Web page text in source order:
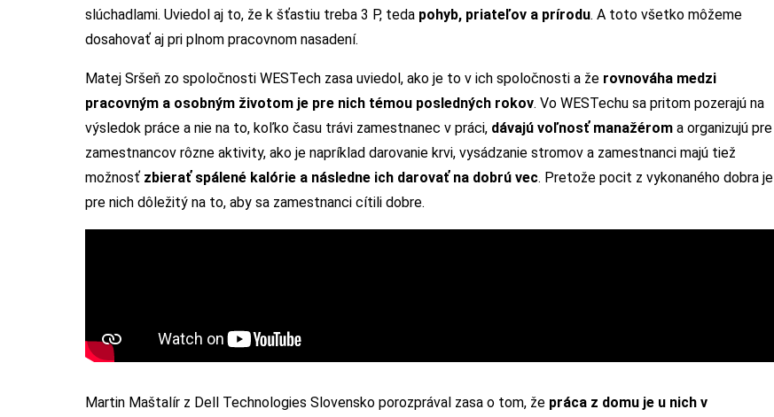
slúchadlami. Uviedol aj to, že k šťastiu treba 3 P, teda pohyb, priateľov a prírodu. A toto všetko môžeme
dosahovať aj pri plnom pracovnom nasadení.
Matej Sršeň zo spoločnosti WESTech zasa uviedol, ako je to v ich spoločnosti a že rovnováha medzi
pracovným a osobným životom je pre nich témou posledných rokov. Vo WESTechu sa pritom pozerajú na
výsledok práce a nie na to, koľko času trávi zamestnanec v práci, dávajú voľnosť manažérom a organizujú pre
zamestnancov rôzne aktivity, ako je napríklad darovanie krvi, vysádzanie stromov a zamestnanci majú tiež
možnosť zbierať spálené kalórie a následne ich darovať na dobrú vec. Pretože pocit z vykonaného dobra je
pre nich dôležitý na to, aby sa zamestnanci cítili dobre.
Martin Maštalír z Dell Technologies Slovensko porozprával zasa o tom, že práca z domu je u nich v